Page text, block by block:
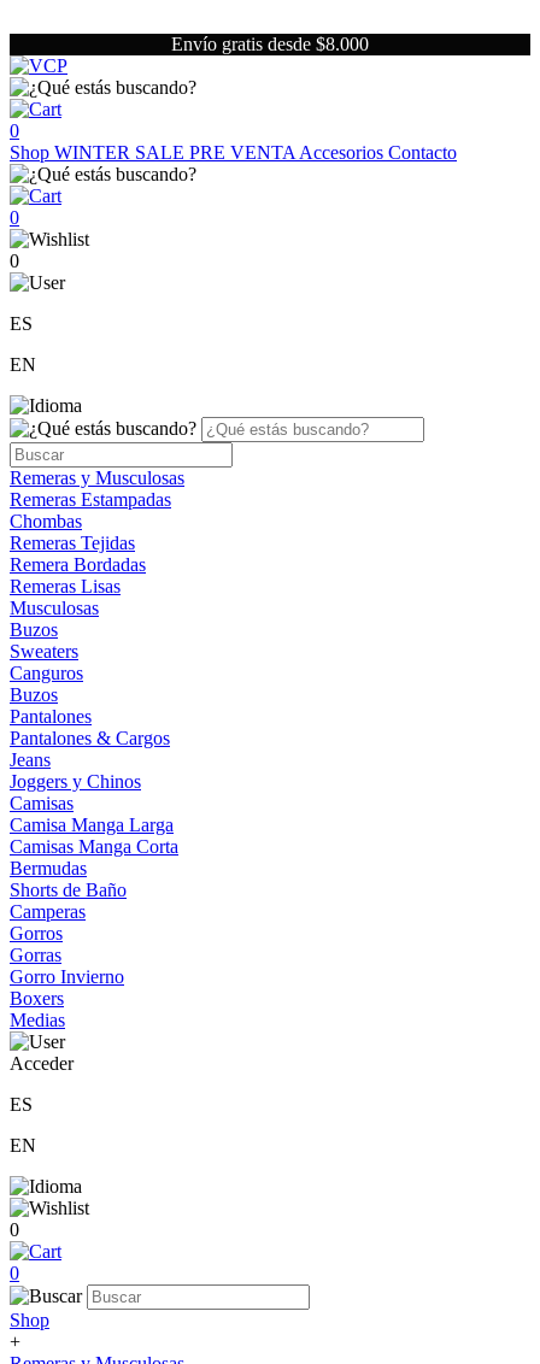
Envío gratis desde $8.000
0
Shop WINTER SALE PRE VENTA Accesorios Contacto
0
0
ES
EN
Remeras y Musculosas
Remeras Estampadas
Chombas
Remeras Tejidas
Remera Bordadas
Remeras Lisas
Musculosas
Buzos
Sweaters
Canguros
Buzos
Pantalones
Pantalones & Cargos
Jeans
Joggers y Chinos
Camisas
Camisa Manga Larga
Camisas Manga Corta
Bermudas
Shorts de Baño
Camperas
Gorros
Gorras
Gorro Invierno
Boxers
Medias
Acceder
ES
EN
0
0
Shop
+